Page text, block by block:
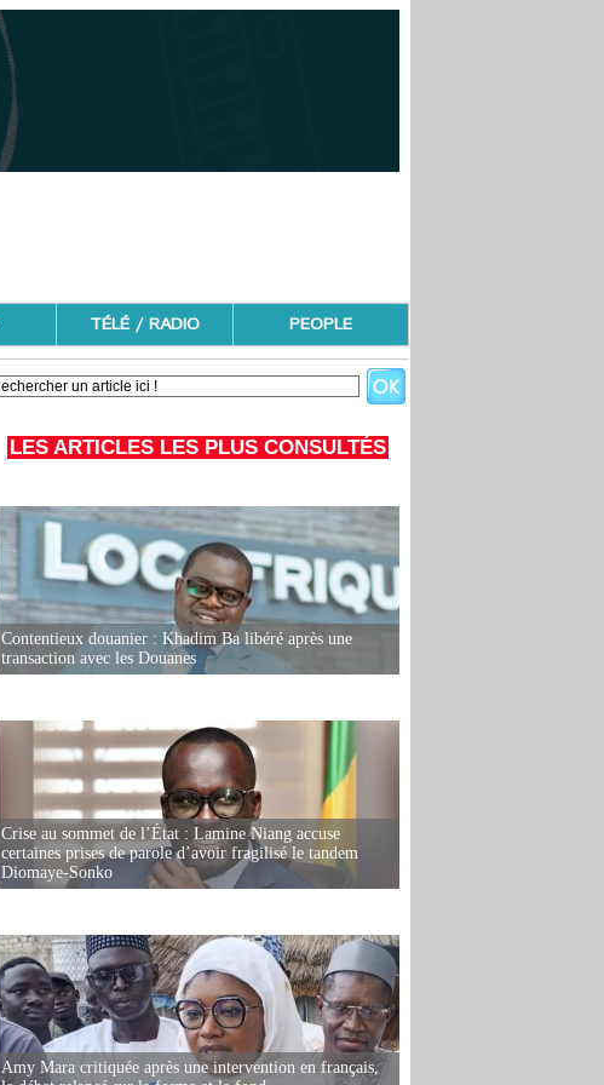
TÉLÉ / RADIO PEOPLE
LES ARTICLES LES PLUS CONSULTÉS
Contentieux douanier : Khadim Ba libéré après une
transaction avec les Douanes
Crise au sommet de l’État : Lamine Niang accuse
certaines prises de parole d’avoir fragilisé le tandem
Diomaye-Sonko
Amy Mara critiquée après une intervention en français,